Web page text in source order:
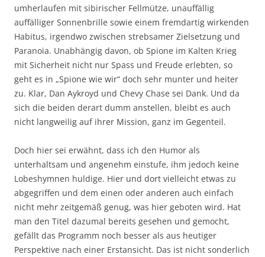
umherlaufen mit sibirischer Fellmütze, unauffällig
auffälliger Sonnenbrille sowie einem fremdartig wirkenden
Habitus, irgendwo zwischen strebsamer Zielsetzung und
Paranoia. Unabhängig davon, ob Spione im Kalten Krieg
mit Sicherheit nicht nur Spass und Freude erlebten, so
geht es in „Spione wie wir“ doch sehr munter und heiter
zu. Klar, Dan Aykroyd und Chevy Chase sei Dank. Und da
sich die beiden derart dumm anstellen, bleibt es auch
nicht langweilig auf ihrer Mission, ganz im Gegenteil.
Doch hier sei erwähnt, dass ich den Humor als
unterhaltsam und angenehm einstufe, ihm jedoch keine
Lobeshymnen huldige. Hier und dort vielleicht etwas zu
abgegriffen und dem einen oder anderen auch einfach
nicht mehr zeitgemäß genug, was hier geboten wird. Hat
man den Titel dazumal bereits gesehen und gemocht,
gefällt das Programm noch besser als aus heutiger
Perspektive nach einer Erstansicht. Das ist nicht sonderlich